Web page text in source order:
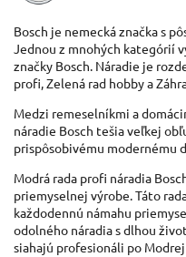
Bosch je nemeckáznačkas
Jednou z mnohých kategórií
značky Bosch. Náradie je
profi,Zelená rad hobbya
Medzi remeselníkmi a
náradie Bosch tešiaveľkej
prispôsobivému modernému
Modrá rada profi náradia
priemyselnej výrobe.Táto
každodennú námahu
odolného náradia sdlhou
siahajú profesionáli po Modrej